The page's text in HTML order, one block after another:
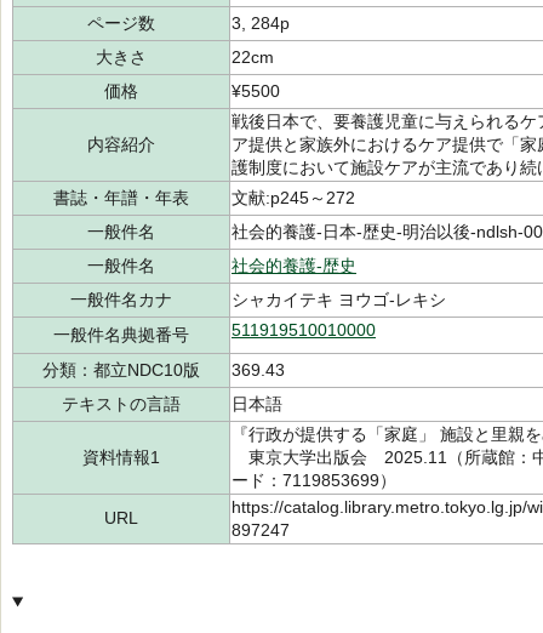
ページ数
3, 284p
大きさ
22cm
価格
¥5500
内容紹介
戦後日本で、要養護児童に与えられる
ア提供と家族外におけるケア提供で「
護制度において施設ケアが主流であり
書誌・年譜・年表
文献:p245～272
一般件名
社会的養護-日本-歴史-明治以後-ndlsh-
一般件名
社会的養護-歴史
一般件名カナ
シャカイテキ ヨウゴ-レキシ
一般件名典拠番号
511919510010000
分類：都立NDC10版
369.43
テキストの言語
日本語
資料情報1
『行政が提供する「家庭」 施設と里
東京大学出版会 2025.11（所蔵館
ード：7119853699）
URL
https://catalog.library.metro.tokyo.lg.jp/
897247